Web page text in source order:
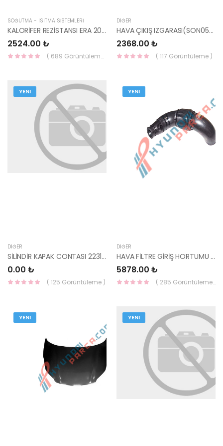
SOĞUTMA - ISITMA SİSTEMLERİ
KALORİFER REZİSTANSI ERA 2006- 97035-1E000-HMC
2524.00 ₺
( 689 Görüntüleme )
DIĞER
HAVA ÇIKIŞ IZGARASI(SON05-+SF0 97510-3K000-HCC
2368.00 ₺
( 117 Görüntüleme )
YENI
DIĞER
SİLİNDİR KAPAK CONTASI 22311-2F650-HMC
0.00 ₺
( 125 Görüntüleme )
YENI
DIĞER
HAVA FİLTRE GİRİŞ HORTUMU TUCSON / SPORTAGE 28139-2E200-HMC
5878.00 ₺
( 285 Görüntüleme )
YENI YENI